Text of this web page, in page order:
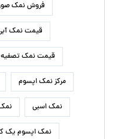
فروش نمک
قیمت نمک
قیمت نمک
مرکز نمک اپسوم
نمک اسبی
نمک اپسوم یک